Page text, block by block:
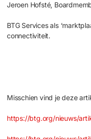
Jeroen Hofsté,
BTG Services als ‘
connectiviteit.
Misschien vind je deze
https://btg.org/nieuws/